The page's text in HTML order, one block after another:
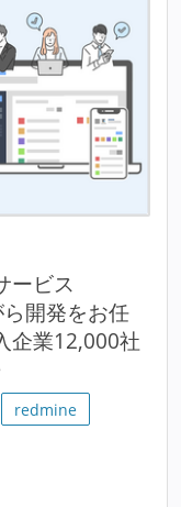
ービス
開発をお任
企業12,000社
redmine